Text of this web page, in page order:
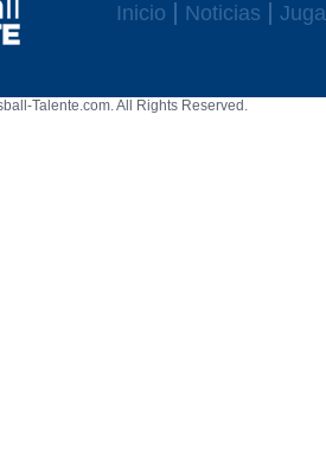
Inicio Noticias
Talente.com. All Rights Reserved.